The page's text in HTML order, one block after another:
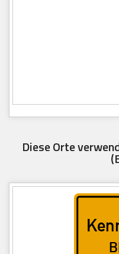
Diese Orte